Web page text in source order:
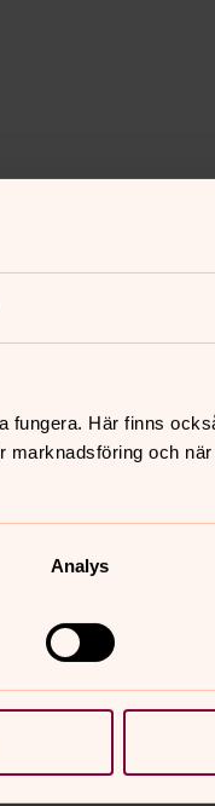
fungera. Här finns
och
Analys
medlem i